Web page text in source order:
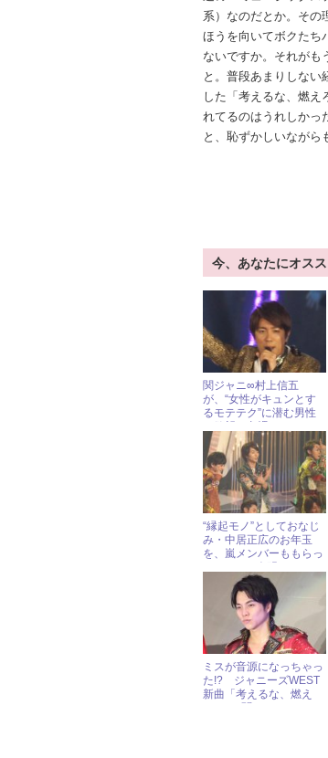
系）なのだとか。その
ほうを向いてボクたち
ないですか。それがも
と。普段あまりしない
した「考えるな、燃え
れてるのはうれしかっ
と、恥ずかしいながら
今、あなたにオスス
関ジャニ∞村上信五
が、“女性がキュンとす
るモテテク”に潜む男性
“縁起モノ”としておなじ
み・中居正広のお年玉
を、嵐メンバーももらっ
『紅白』裏話
ミスが音源になっちゃっ
た!? ジャニーズWEST
新曲「考えるな、燃え